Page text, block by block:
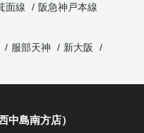
面線
阪急神戸本線
服部天神
新大阪
中島南方店）